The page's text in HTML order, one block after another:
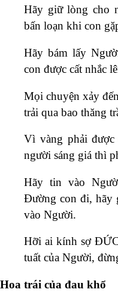
Hãy giữ lòng cho
bấn loạn khi con
Hãy bám lấy
con được cất nhắc
Mọi chuyện xảy
trải qua bao thăng
Vì vàng phải
người sáng giá thì
Hãy tin vào
Đường con đi, hãy
vào Người.
Hỡi ai kính sợ
tuất của Người,
Hoa trái của đau khổ